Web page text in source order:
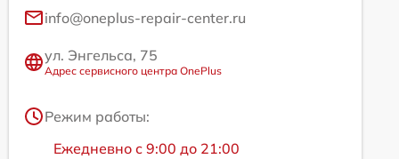
info@oneplus-repair-center.ru
ул. Энгельса, 75
Адрес сервисного центра OnePlus
Режим работы:
Ежедневно с 9:00 до 21:00